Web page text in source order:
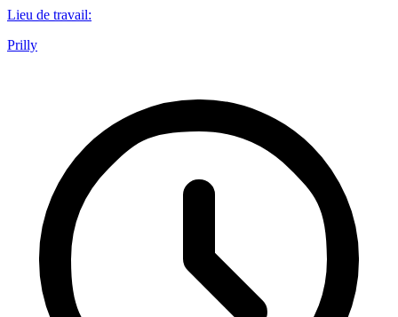
Lieu de travail:
Prilly